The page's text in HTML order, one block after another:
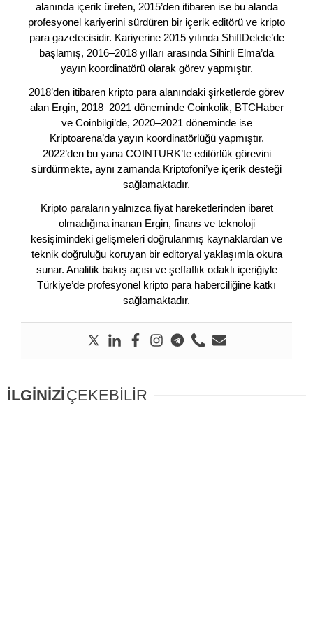
alanında içerik üreten, 2015’den itibaren ise bu alanda
profesyonel kariyerini sürdüren bir içerik editörü ve kripto
para gazetecisidir. Kariyerine 2015 yılında ShiftDelete’de
başlamış, 2016–2018 yılları arasında Sihirli Elma’da
yayın koordinatörü olarak görev yapmıştır.
2018’den itibaren kripto para alanındaki şirketlerde görev
alan Ergin, 2018–2021 döneminde Coinkolik, BTCHaber
ve Coinbilgi’de, 2020–2021 döneminde ise
Kriptoarena’da yayın koordinatörlüğü yapmıştır.
2022’den bu yana COINTURK’te editörlük görevini
sürdürmekte, aynı zamanda Kriptofoni’ye içerik desteği
sağlamaktadır.
Kripto paraların yalnızca fiyat hareketlerinden ibaret
olmadığına inanan Ergin, finans ve teknoloji
kesişimindeki gelişmeleri doğrulanmış kaynaklardan ve
teknik doğruluğu koruyan bir editoryal yaklaşımla okura
sunar. Analitik bakış açısı ve şeffaflık odaklı içeriğiyle
Türkiye’de profesyonel kripto para haberciliğine katkı
sağlamaktadır.
İLGİNİZİÇEKEBİLİR